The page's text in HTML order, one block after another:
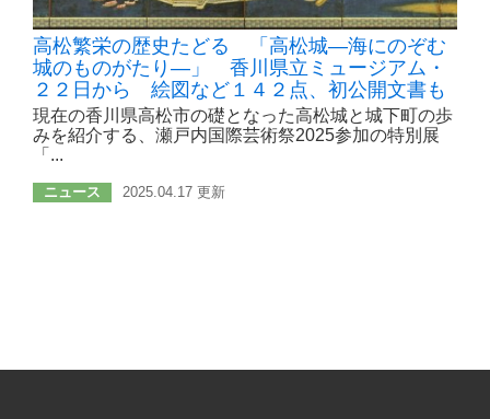
高松繁栄の歴史たどる 「高松城―海にのぞむ
城のものがたり―」 香川県立ミュージアム・
２２日から 絵図など１４２点、初公開文書も
現在の香川県高松市の礎となった高松城と城下町の歩
みを紹介する、瀬戸内国際芸術祭2025参加の特別展
「...
ニュース 2025.04.17 更新